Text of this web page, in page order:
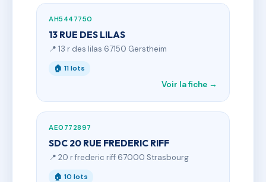
AH5447750
13 RUE DES LILAS
📍 13 r des lilas 67150 Gerstheim
🏠 11 lots
Voir la fiche →
AE0772897
SDC 20 RUE FREDERIC RIFF
📍 20 r frederic riff 67000 Strasbourg
🏠 10 lots